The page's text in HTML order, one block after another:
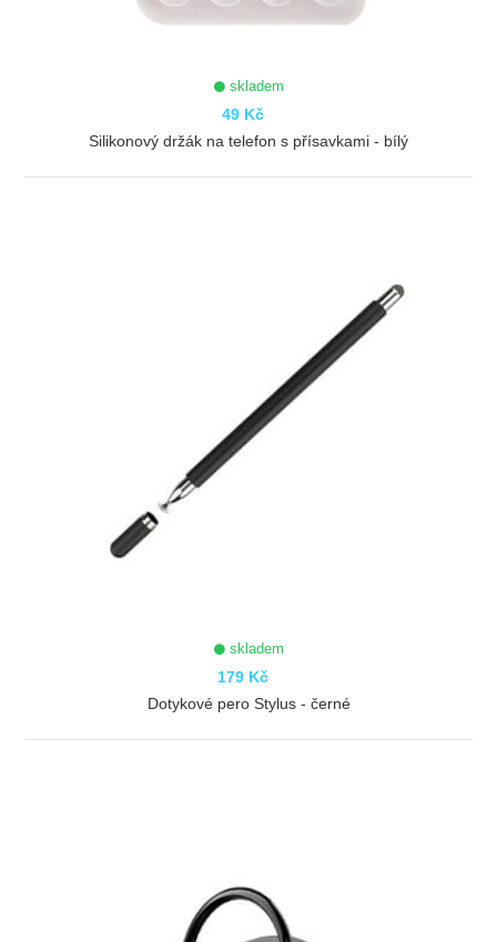
skladem
49 Kč
Silikonový držák na telefon s přísavkami - bílý
skladem
179 Kč
Dotykové pero Stylus - černé